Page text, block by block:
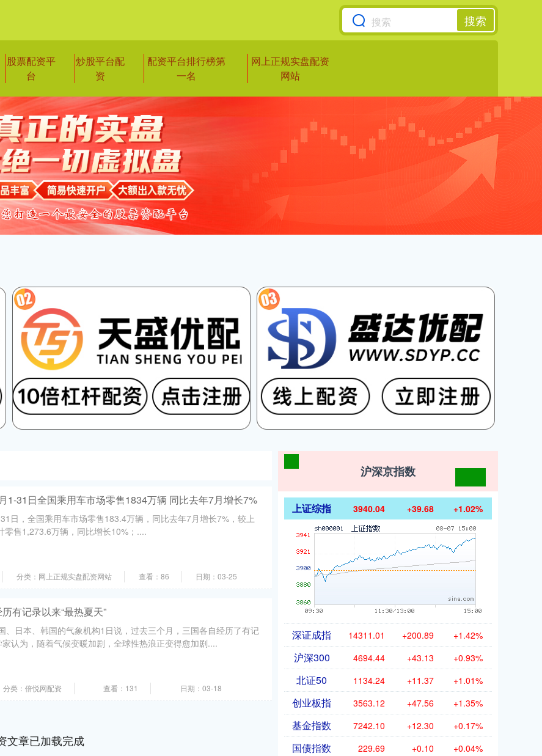
搜索
股票配资平
台
炒股平台配
资
配资平台排行榜第
一名
网上正规实盘配资
网站
1-31日全国乘用车市场零售1834万辆 同比去年7月增长7%
日，全国乘用车市场零售183.4万辆，同比去年7月增长7%，较上
零售1,273.6万辆，同比增长10%；....
分类：网上正规实盘配资网站 查看：86 日期：03-25
有记录以来“最热夏天”
、日本、韩国的气象机构1日说，过去三个月，三国各自经历了有记
家认为，随着气候变暖加剧，全球性热浪正变得愈加剧....
分类：倍悦网配资 查看：131 日期：03-18
文章已加载完成
沪深京指数
上证综指 3940.04 +39.68 +1.02%
深证成指 14311.01 +200.89 +1.42%
沪深300 4694.44 +43.13 +0.93%
北证50 1134.24 +11.37 +1.01%
创业板指 3563.12 +47.56 +1.35%
基金指数 7242.10 +12.30 +0.17%
国债指数 229.69 +0.10 +0.04%